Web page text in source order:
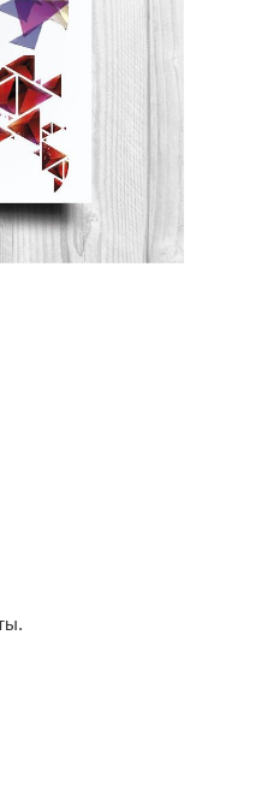
Пилки Бафы Оптом
Педикюр
Праймеры-